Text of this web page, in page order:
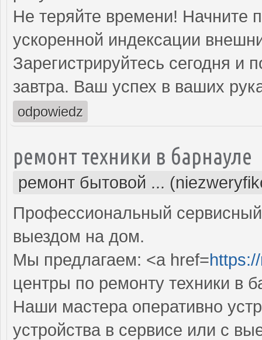
Не теряйте времени! Начните
ускоренной индексации
Зарегистрируйтесь сегодня и
завтра. Ваш успех в ваших
odpowiedz
ремонт техники в барнауле
ремонт бытовой ...
Профессиональный
выездом на дом.
Мы предлагаем: <a href=
центры по ремонту техники в
Наши мастера оперативно
устройства в сервисе или с